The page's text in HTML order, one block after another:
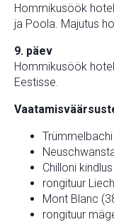
Hommikusöök
ja Poola. Majutus
9. päev
Hommikusöök
Eestisse.
Chilloni
rongituur
Mont Blanc
rongituur